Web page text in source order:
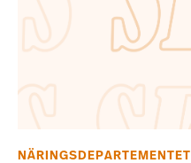
NÄRINGSDEPARTEMENTET